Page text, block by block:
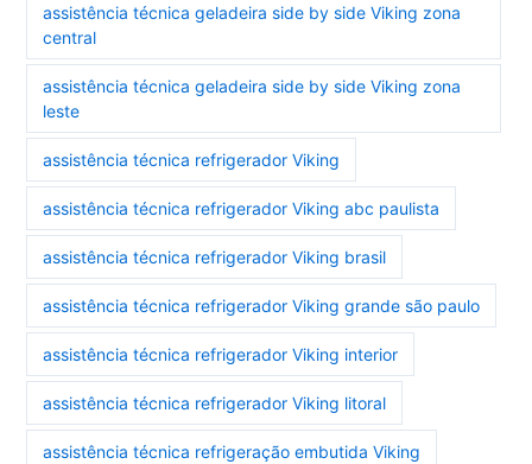
assistência técnica geladeira side by side Viking zona
central
assistência técnica geladeira side by side Viking zona
leste
assistência técnica refrigerador Viking
assistência técnica refrigerador Viking abc paulista
assistência técnica refrigerador Viking brasil
assistência técnica refrigerador Viking grande são paulo
assistência técnica refrigerador Viking interior
assistência técnica refrigerador Viking litoral
assistência técnica refrigeração embutida Viking